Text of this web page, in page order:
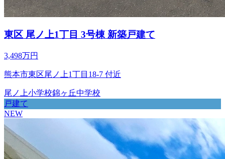
東区 尾ノ上1丁目 3号棟 新築戸建て
3,498万円
熊本市東区尾ノ上1丁目18-7 付近
尾ノ上小学校錦ヶ丘中学校
戸建て
NEW